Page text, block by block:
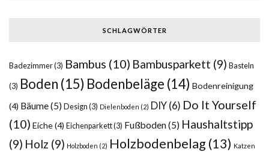
SCHLAGWÖRTER
Badezimmer(3) Bambus (10) Bambusparkett (9) Basteln
(3) Boden (15) Bodenbeläge (14) Bodenreinigung
(4) Bäume(5) Design (3) Dielenboden (2) DIY(6) Do It Yourself
(10) Eiche(4) Eichenparkett(3) Fußboden(5) Haushaltstipp
(9) Holz (9) Holzboden (2) Holzbodenbelag (13) Katzen